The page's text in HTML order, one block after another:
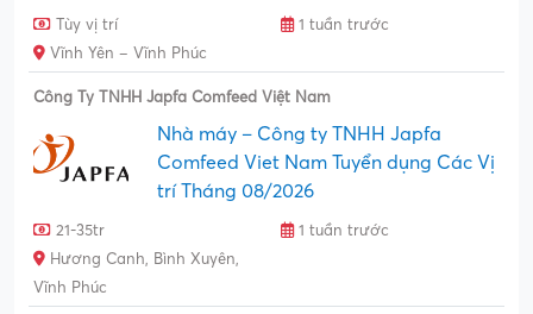
Tùy vị trí
1 tuần trước
Vĩnh Yên – Vĩnh Phúc
Công Ty TNHH Japfa Comfeed Việt Nam
Nhà máy – Công ty TNHH Japfa
Comfeed Viet Nam Tuyển dụng Các Vị
trí Tháng 08/2026
21-35tr
1 tuần trước
Hương Canh, Bình Xuyên,
Vĩnh Phúc